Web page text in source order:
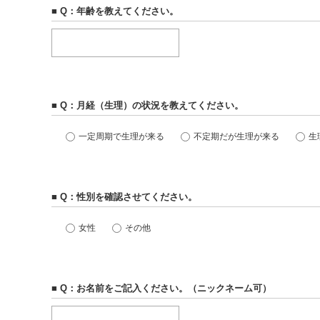
■ Q：年齢を教えてください。
■ Q：月経（生理）の状況を教えてください。
一定周期で生理が来る 不定期だが生理が来る 生
■ Q：性別を確認させてください。
女性 その他
■ Q：お名前をご記入ください。（ニックネーム可）